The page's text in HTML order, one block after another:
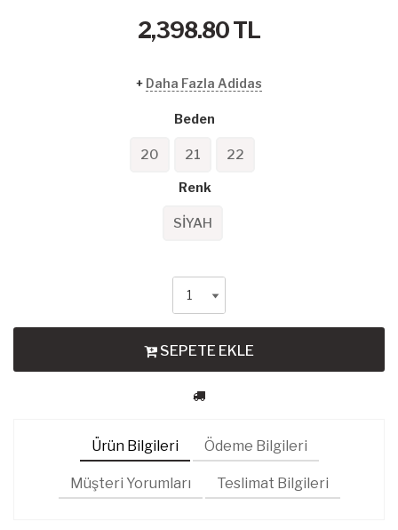
2,398.80TL
+ Daha Fazla Adidas
Beden
20 21 22
Renk
SİYAH
SEPETE EKLE
Ürün Bilgileri Ödeme Bilgileri
Müşteri Yorumları Teslimat Bilgileri